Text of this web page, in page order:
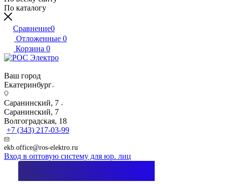
По каталогу
Сравнение0
Отложенные 0
Корзина 0
Ваш город
Екатеринбург
Саранинский, 7
Саранинский, 7
Волгоградская, 18
+7 (343) 217-03-99
ekb.office@ros-elektro.ru
Вход в оптовую систему для юр. лиц